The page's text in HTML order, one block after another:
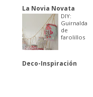
La Novia Novata
DIY:
Guirnalda
de
farolillos
Deco-Inspiración